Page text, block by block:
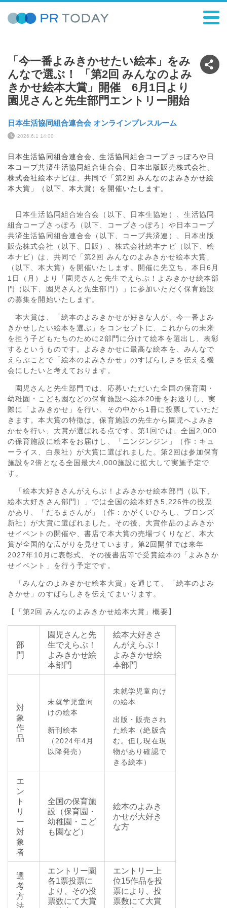
「今一番よみきかせたい絵本」をみ
んなで選ぶ！ 「第2回 みんなのよみ
きかせ絵本大賞」開催 6月1日より
園児さんと先生部門エントリー開始
日本生活協同組合連合会 オンラインプレスルーム
2026.6.1 14:00
日本生活協同組合連合会、生活協同組合コープさっぽろや日
本コープ共済生活協同組合連合会、日本出版販売株式会社、
株式会社絵本ナビは、共同で「第2回 みんなのよみきかせ絵
本大賞」（以下、本大賞）を開催いたします。
日本生活協同組合連合会（以下、日本生協連）、生活協同
組合コープさっぽろ（以下、コープさっぽろ）や日本コープ
共済生活協同組合連合会（以下、コープ共済連）、日本出版
販売株式会社（以下、日販）、株式会社絵本ナビ（以下、絵
本ナビ）は、共同で「第2回 みんなのよみきかせ絵本大賞」
（以下、本大賞）を開催いたします。開催に先立ち、本日6月
1日（月）より「園児さんと先生でえらぶ！よみきかせ絵本部
門（以下、園児さんと先生部門）」に参加いただく保育施設
の募集を開始いたします。
本大賞は、「絵本のよみきかせが好きな人が、今一番よみ
きかせしたい絵本を選ぶ」をコンセプトに、これからの未来
を担う子どもたちのために2部門に分けて絵本を選出し、表彰
するというものです。よみきかせに最高な絵本を、みんなで
えらぶことで「絵本のよみきかせ」のすばらしさを伝える機
会にしたいと考えております。
園児さんと先生部門では、応募いただいた全国の保育園・
幼稚園・こども園などの保育施設へ絵本20冊をお送りし、実
際に「よみきかせ」を行い、その中から1冊に投票していただ
きます。本大賞の特徴は、保育施設の先生から園児へよみき
かせを行い、大賞が選ばれる点です。第1回では、全国2,000
の保育施設に絵本をお届けし、「ニンジンジン」（作：キュ
ーライス、白泉社）が大賞に選ばれました。第2回は参加保育
施設を2倍となる全国最大4,000施設に拡大して実施予定で
す。
「絵本大好きさんがえらぶ！よみきかせ絵本部門（以下、
絵本大好きさん部門）」では全国の絵本好き5,226件の投票
があり、「だるまさんが」（作：かがくいひろし、ブロンズ
新社）が大賞に選ばれました。その後、大賞作品のよみきか
せイベントの開催や、書店で本大賞の売場づくりなど、本大
賞が全国的な広がりを見せています。第2回開催では来年
2027年10月に表彰式、その後書店等で受賞絵本の「よみきか
せイベント」を行う予定です。
「みんなのよみきかせ絵本大賞」を通じて、「絵本のよみ
きかせ」のすばらしさを伝えてまいります。
【「第2回 みんなのよみきかせ絵本大賞」概要】
部
門
園児さんと先
生でえらぶ！
よみきかせ絵
本部門
絵本大好きさ
んがえらぶ！
よみきかせ絵
本部門
対
象
作
品
未就学児童向
けの絵本
新刊絵本
（2024年4月
以降発売）
未就学児童向け
の絵本
出版・販売され
た絵本（絶版含
む。但し現在現
物があり確認で
きる絵本）
エ
ン
ト
リ
ー
対
象
者
全国の保育施
設（保育園・
幼稚園・こど
も園など）
絵本のよみき
かせが大好き
な方
選
考
方
法
エントリー園
各1票投票に
より、その投
票数にて大賞
エントリー上
位15作品を投
票により、投
票数にて大賞